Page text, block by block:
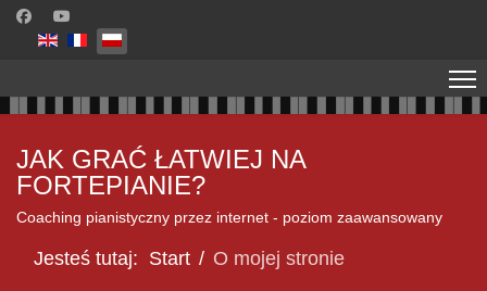
Wybierz swój język
JAK GRAĆ ŁATWIEJ NA
FORTEPIANIE?
Coaching pianistyczny przez internet - poziom zaawansowany
Jesteś tutaj: Start O mojej stronie